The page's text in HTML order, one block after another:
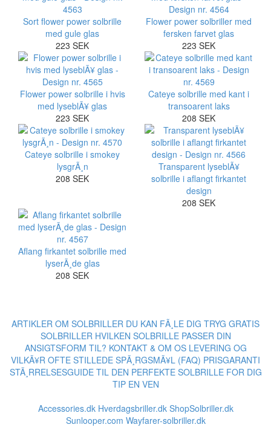
Sort flower power solbrille
med gule glas
223 SEK
Flower power solbriller med
fersken farvet glas
223 SEK
Flower power solbrille i hvis
med lyseblÃ¥ glas
223 SEK
Cateye solbrille med kant i
transoarent laks
208 SEK
Cateye solbrille i smokey
lysgrÃ¸n
208 SEK
Transparent lyseblÃ¥
solbrille i aflangt firkantet
design
208 SEK
Aflang firkantet solbrille med
lyserÃ¸de glas
208 SEK
ARTIKLER OM SOLBRILLER DU KAN FÃ¸LE DIG TRYG GRATIS
SOLBRILLER HVILKEN SOLBRILLE PASSER DIN
ANSIGTSFORM TIL? KONTAKT & OM OS LEVERING OG
VILKÃ¥R OFTE STILLEDE SPÃ¸RGSMÃ¥L (FAQ) PRISGARANTI
STÃ¸RRELSESGUIDE TIL DEN PERFEKTE SOLBRILLE FOR DIG
TIP EN VEN
Accessories.dk Hverdagsbriller.dk ShopSolbriller.dk
Sunlooper.com Wayfarer-solbriller.dk